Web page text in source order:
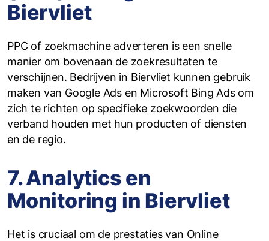
Biervliet
PPC of zoekmachine adverteren is een snelle
manier om bovenaan de zoekresultaten te
verschijnen. Bedrijven in Biervliet kunnen gebruik
maken van Google Ads en Microsoft Bing Ads om
zich te richten op specifieke zoekwoorden die
verband houden met hun producten of diensten
en de regio.
7. Analytics en
Monitoring in Biervliet
Het is cruciaal om de prestaties van Online